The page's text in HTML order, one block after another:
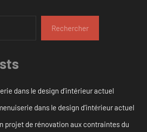
Rechercher
dans le design d’intérieur actuel
dans le design d’intérieur actuel
projet de rénovation aux contraintes du